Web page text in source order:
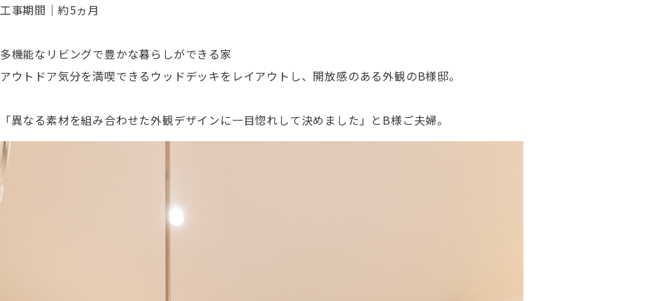
工事期間｜約5ヵ月
多機能なリビングで豊かな暮らしができる家
アウトドア気分を満喫できるウッドデッキをレイアウトし、開放感のある外観のB様邸。
「異なる素材を組み合わせた外観デザインに一目惚れして決めました」とB様ご夫婦。